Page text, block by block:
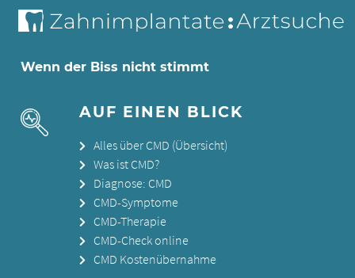
Wenn der Biss nicht stimmt
AUF EINEN BLICK
Alles über CMD (Übersicht)
Was ist CMD?
Diagnose: CMD
CMD-Symptome
CMD-Therapie
CMD-Check online
CMD Kostenübernahme